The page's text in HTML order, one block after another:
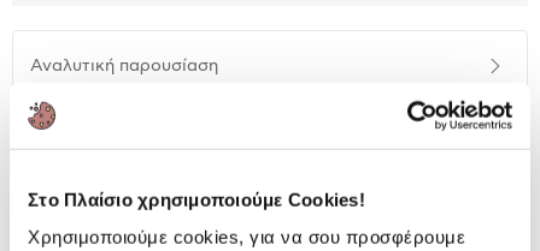
Στο Πλαίσιο χρησιμοποιούμε Cookies!
Χρησιμοποιούμε cookies, για να σου προσφέρουμε
παρουσίαση
Αναλυτική παρουσίαση
Προδιαγραφές
Χαρακτηριστικά
Αξιολογήσεις
Αξιολογήσεις